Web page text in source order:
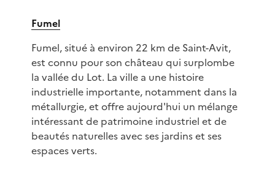
Fumel
Fumel, situé à environ 22 km de Saint-Avit,
est connu pour son château qui surplombe
la vallée du Lot. La ville a une histoire
industrielle importante, notamment dans la
métallurgie, et offre aujourd'hui un mélange
intéressant de patrimoine industriel et de
beautés naturelles avec ses jardins et ses
espaces verts.